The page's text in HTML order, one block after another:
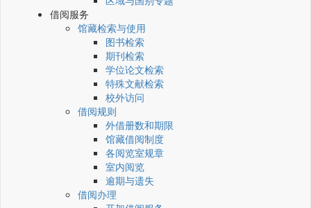
借阅服务
馆藏检索与使用
图书检索
期刊检索
学位论文检索
特殊文献检索
校外访问
借阅规则
外借册数和期限
馆藏借阅制度
各阅览室规章
室内阅览
逾期与遗失
借阅办理